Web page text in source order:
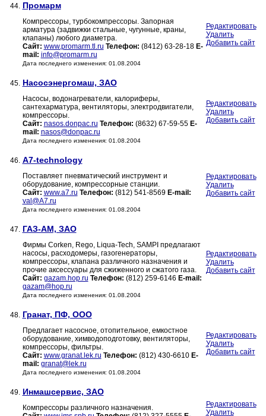
44. Промарм
Компрессоры, турбокомпрессоры. Запорная
арматура (задвижки стальные, чугунные, краны,
клапаны) любого диаметра.
Сайт: www.promarm.tl.ru Телефон: (8412) 63-28-18 E-
mail: info@promarm.ru
Дата последнего изменения: 01.08.2004
Редактировать
Удалить
Добавить сайт
45. Насосэнергомаш, ЗАО
Насосы, водонагреватели, калориферы,
сантехарматура, вентиляторы, электродвигатели,
компрессоры.
Сайт: nasos.donpac.ru Телефон: (8632) 67-59-55 E-
mail: nasos@donpac.ru
Дата последнего изменения: 01.08.2004
Редактировать
Удалить
Добавить сайт
46. A7-technology
Поставляет пневматический инструмент и
оборудование, компрессорные станции.
Сайт: www.a7.ru Телефон: (812) 541-8569 E-mail:
val@A7.ru
Дата последнего изменения: 01.08.2004
Редактировать
Удалить
Добавить сайт
47. ГАЗ-АМ, ЗАО
Фирмы Corken, Rego, Liqua-Tech, SAMPI предлагают
насосы, расходомеры, газогенераторы,
компрессоры, клапана различного назначения и
прочие аксессуары для сжиженного и сжатого газа.
Сайт: gazam.hop.ru Телефон: (812) 259-6146 E-mail:
gazam@hop.ru
Дата последнего изменения: 01.08.2004
Редактировать
Удалить
Добавить сайт
48. Гранат, ПФ, ООО
Предлагает насосное, отопительное, емкостное
оборудование, химводоподготовку, вентиляторы,
компрессоры, фильтры.
Сайт: www.granat.lek.ru Телефон: (812) 430-6610 E-
mail: granat@lek.ru
Дата последнего изменения: 01.08.2004
Редактировать
Удалить
Добавить сайт
49. Инмашсервис, ЗАО
Компрессоры различного назначения.
Редактировать
Удалить